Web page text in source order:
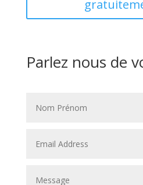
Parlez nous de